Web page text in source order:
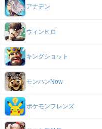
アナデン
ウィンヒロ
キングショット
モンハンNow
ポケモンフレンズ